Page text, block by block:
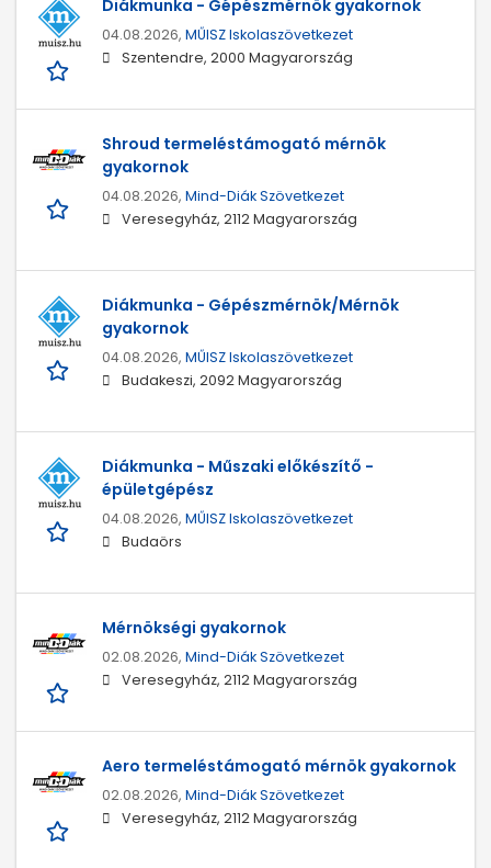
Diákmunka - Gépészmérnök gyakornok
04.08.2026, MŰISZ Iskolaszövetkezet
Szentendre, 2000 Magyarország
Shroud termeléstámogató mérnök
gyakornok
04.08.2026, Mind-Diák Szövetkezet
Veresegyház, 2112 Magyarország
Diákmunka - Gépészmérnök/Mérnök
gyakornok
04.08.2026, MŰISZ Iskolaszövetkezet
Budakeszi, 2092 Magyarország
Diákmunka - Műszaki előkészítő -
épületgépész
04.08.2026, MŰISZ Iskolaszövetkezet
Budaörs
Mérnökségi gyakornok
02.08.2026, Mind-Diák Szövetkezet
Veresegyház, 2112 Magyarország
Aero termeléstámogató mérnök gyakornok
02.08.2026, Mind-Diák Szövetkezet
Veresegyház, 2112 Magyarország